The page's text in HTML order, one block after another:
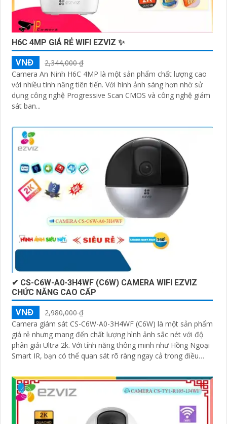
H6C 4MP GIÁ RẺ WIFI EZVIZ ✨
VNĐ
2,344,000 ₫
Camera An Ninh H6C 4MP là một sản phẩm chất lượng cao
với nhiều tính năng tiên tiến. Với hình ảnh sáng hơn nhờ sử
dụng công nghệ Progressive Scan CMOS và công nghệ giám
sát ban...
✔ CS-C6W-A0-3H4WF (C6W) CAMERA WIFI EZVIZ
CHỨC NĂNG CAO CẤP
VNĐ
2,980,000 ₫
Camera giám sát CS-C6W-A0-3H4WF (C6W) là một sản phẩm
giá rẻ nhưng mang đến chất lượng hình ảnh sắc nét với độ
phân giải Ultra 2k. Với tính năng thông minh như Hồng Ngoại
Smart IR, bạn có thể quan sát rõ ràng ngay cả trong điều